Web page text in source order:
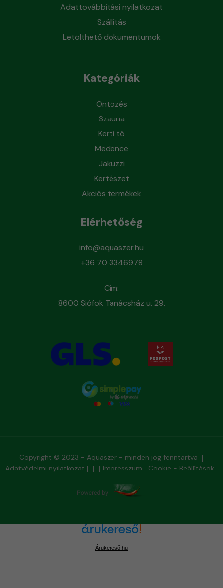
Adattovábbítási nyilatkozat
Szállítás
Letölthető dokumentumok
Kategóriák
Öntözés
Szauna
Kerti tó
Medence
Jakuzzi
Kertészet
Akciós termékek
Elérhetőség
info@aquaszer.hu
+36 70 3346978
Cím:
8600 Siófok Tanácsház u. 29.
Copyright © 2023 - Aquaszer - minden jog fenntartva
Adatvédelmi nyilatkozat
Impresszum Cookie - Beállítások
Árukereső.hu